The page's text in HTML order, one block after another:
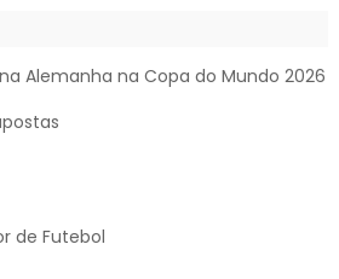
Alemanha na Copa do Mundo 2026
de Futebol